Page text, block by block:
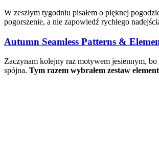
W zeszłym tygodniu pisałem o pięknej
pogorszenie, a nie zapowiedź rychłego
Autumn Seamless Patterns &
Zaczynam kolejny raz motywem jesiennym,
spójna. Tym razem wybrałem zestaw